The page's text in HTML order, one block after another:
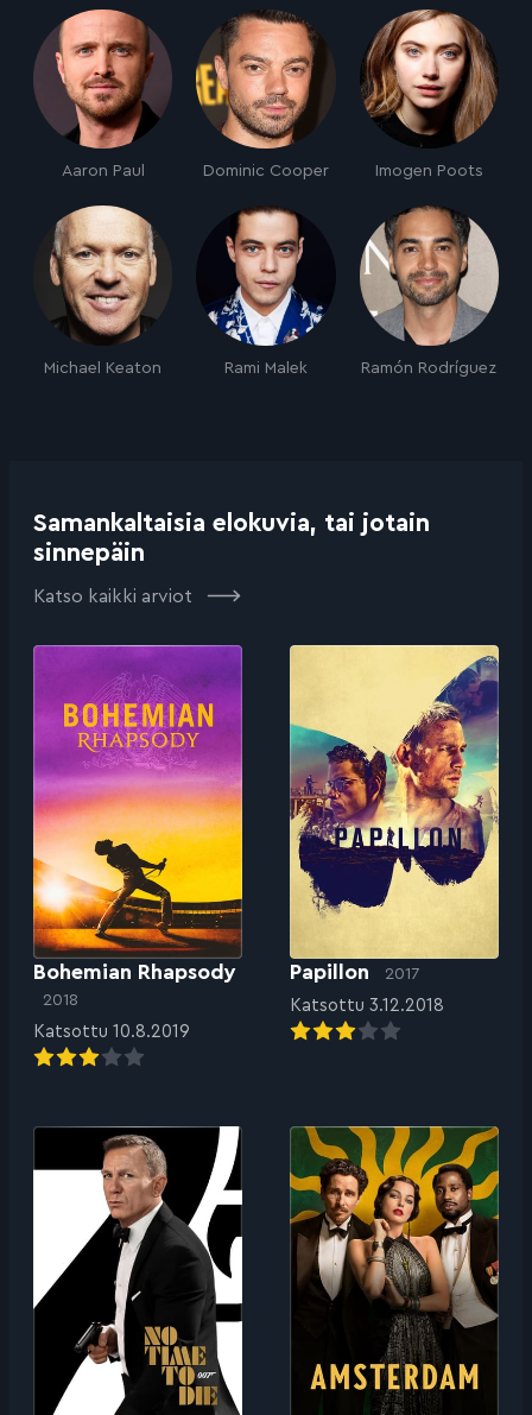
Aaron Paul Dominic Cooper Imogen Poots
Michael Keaton Rami Malek Ramón Rodríguez
Samankaltaisia elokuvia, tai jotain
sinnepäin
Katso kaikki arviot
Bohemian Rhapsody
2018
Katsottu 10.8.2019
Papillon 2017
Katsottu 3.12.2018